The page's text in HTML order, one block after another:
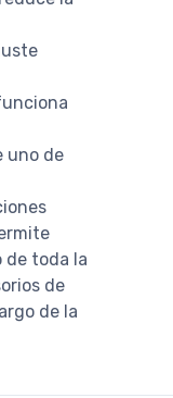
uno de
de toda la
de
de la